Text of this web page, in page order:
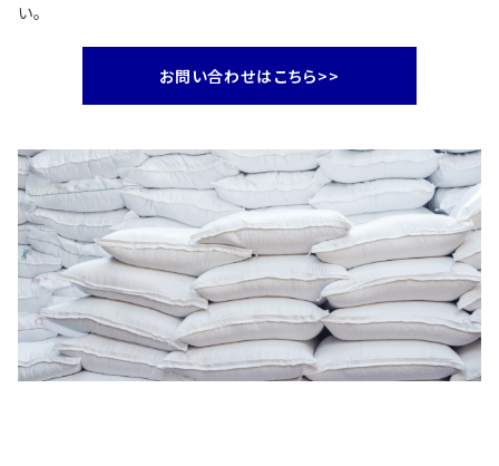
い。
お問い合わせはこちら>>